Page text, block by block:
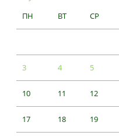
ПН
ВТ СР
3 4 5
10 11 12
17 18 19